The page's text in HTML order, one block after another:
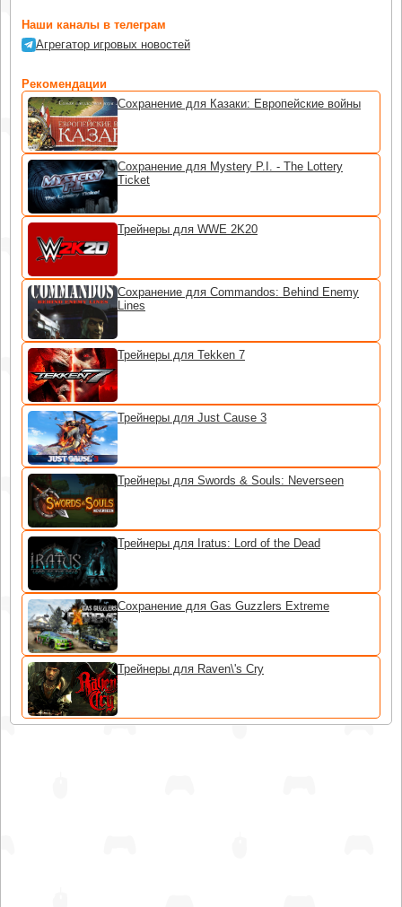
Наши каналы в телеграм
Агрегатор игровых новостей
Рекомендации
Сохранение для Казаки: Европейские войны
Сохранение для Mystery P.I. - The Lottery
Ticket
Трейнеры для WWE 2K20
Сохранение для Commandos: Behind Enemy
Lines
Трейнеры для Tekken 7
Трейнеры для Just Cause 3
Трейнеры для Swords & Souls: Neverseen
Трейнеры для Iratus: Lord of the Dead
Сохранение для Gas Guzzlers Extreme
Трейнеры для Raven\'s Cry